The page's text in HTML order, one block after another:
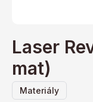
Materiály
Laser
mat)